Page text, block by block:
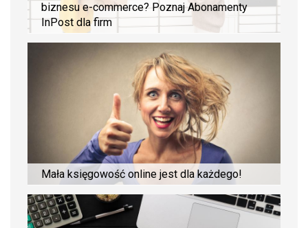
biznesu e-commerce? Poznaj Abonamenty
InPost dla firm
Mała księgowość online jest dla każdego!